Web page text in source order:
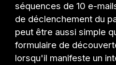
séquences de 10 e-
de déclenchement du
peut être aussi simple
formulaire de
lorsqu'il manifeste un